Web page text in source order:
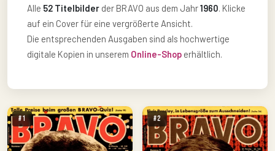
Alle 52 Titelbilder der BRAVO aus dem Jahr1960. Klicke
auf ein Cover für eine vergrößerte Ansicht.
Die entsprechenden Ausgaben sind als hochwertige
digitale Kopien in unserem Online-Shop erhältlich.
#1 #2